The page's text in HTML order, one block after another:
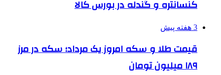
کنسانتره و گندله در بورس کالا
3 هفته پیش
قیمت طلا و سکه امروز یک مرداد؛ سکه در مرز
۱۸۹ میلیون تومان